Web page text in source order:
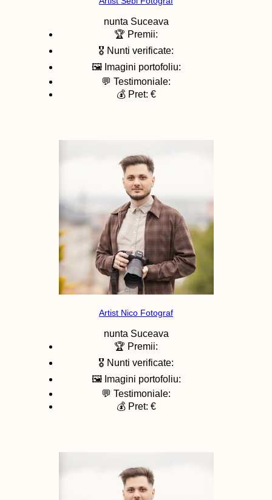
nunta Suceava
🏆 Premii:
🎖️ Nunti verificate:
🖼️ Imagini portofoliu:
💬 Testimoniale:
💰 Pret: €
Artist Nico Fotograf
nunta Suceava
🏆 Premii:
🎖️ Nunti verificate:
🖼️ Imagini portofoliu:
💬 Testimoniale:
💰 Pret: €